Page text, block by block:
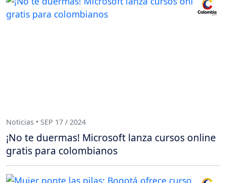
Noticias • SEP 17 / 2024
¡No te duermas! Microsoft lanza cursos online
gratis para colombianos